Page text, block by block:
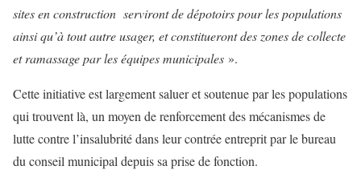
sites en construction serviront de dépotoirs pour les populations
ainsi qu’à tout autre usager, et constitueront des zones de collecte
et ramassage par les équipes municipales ».
Cette initiative est largement saluer et soutenue par les populations
qui trouvent là, un moyen de renforcement des mécanismes de
lutte contre l’insalubrité dans leur contrée entreprit par le bureau
du conseil municipal depuis sa prise de fonction.